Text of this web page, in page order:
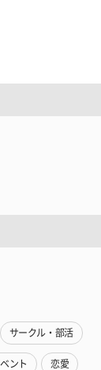
サークル・部活
ント 恋愛